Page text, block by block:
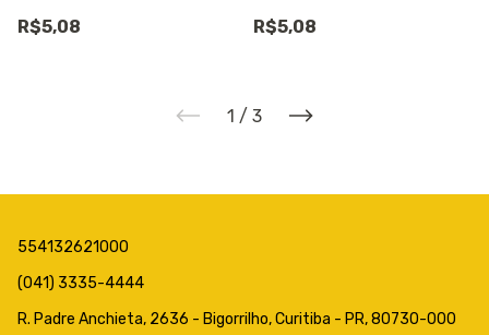
R$5,08 R$5,08
1 / 3
554132621000
(041) 3335-4444
R. Padre Anchieta, 2636 - Bigorrilho, Curitiba - PR, 80730-000